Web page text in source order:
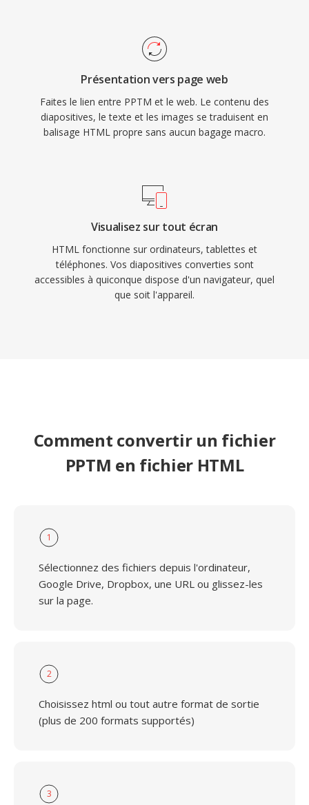
Présentation vers page web
Faites le lien entre PPTM et le web. Le contenu des
diapositives, le texte et les images se traduisent en
balisage HTML propre sans aucun bagage macro.
Visualisez sur tout écran
HTML fonctionne sur ordinateurs, tablettes et
téléphones. Vos diapositives converties sont
accessibles à quiconque dispose d'un navigateur, quel
que soit l'appareil.
Comment convertir un fichier
PPTM en fichier HTML
1
Sélectionnez des fichiers depuis l'ordinateur,
Google Drive, Dropbox, une URL ou glissez-les
sur la page.
2
Choisissez html ou tout autre format de sortie
(plus de 200 formats supportés)
3